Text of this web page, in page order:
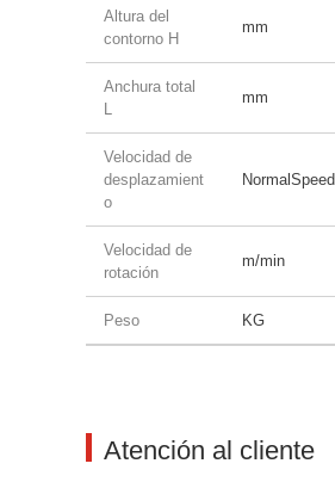
Altura del
contorno H
mm
Anchura total
L
mm
Velocidad de
desplazamient
o
NormalSpeed
Velocidad de
rotación
m/min
Peso KG
Atención al cliente